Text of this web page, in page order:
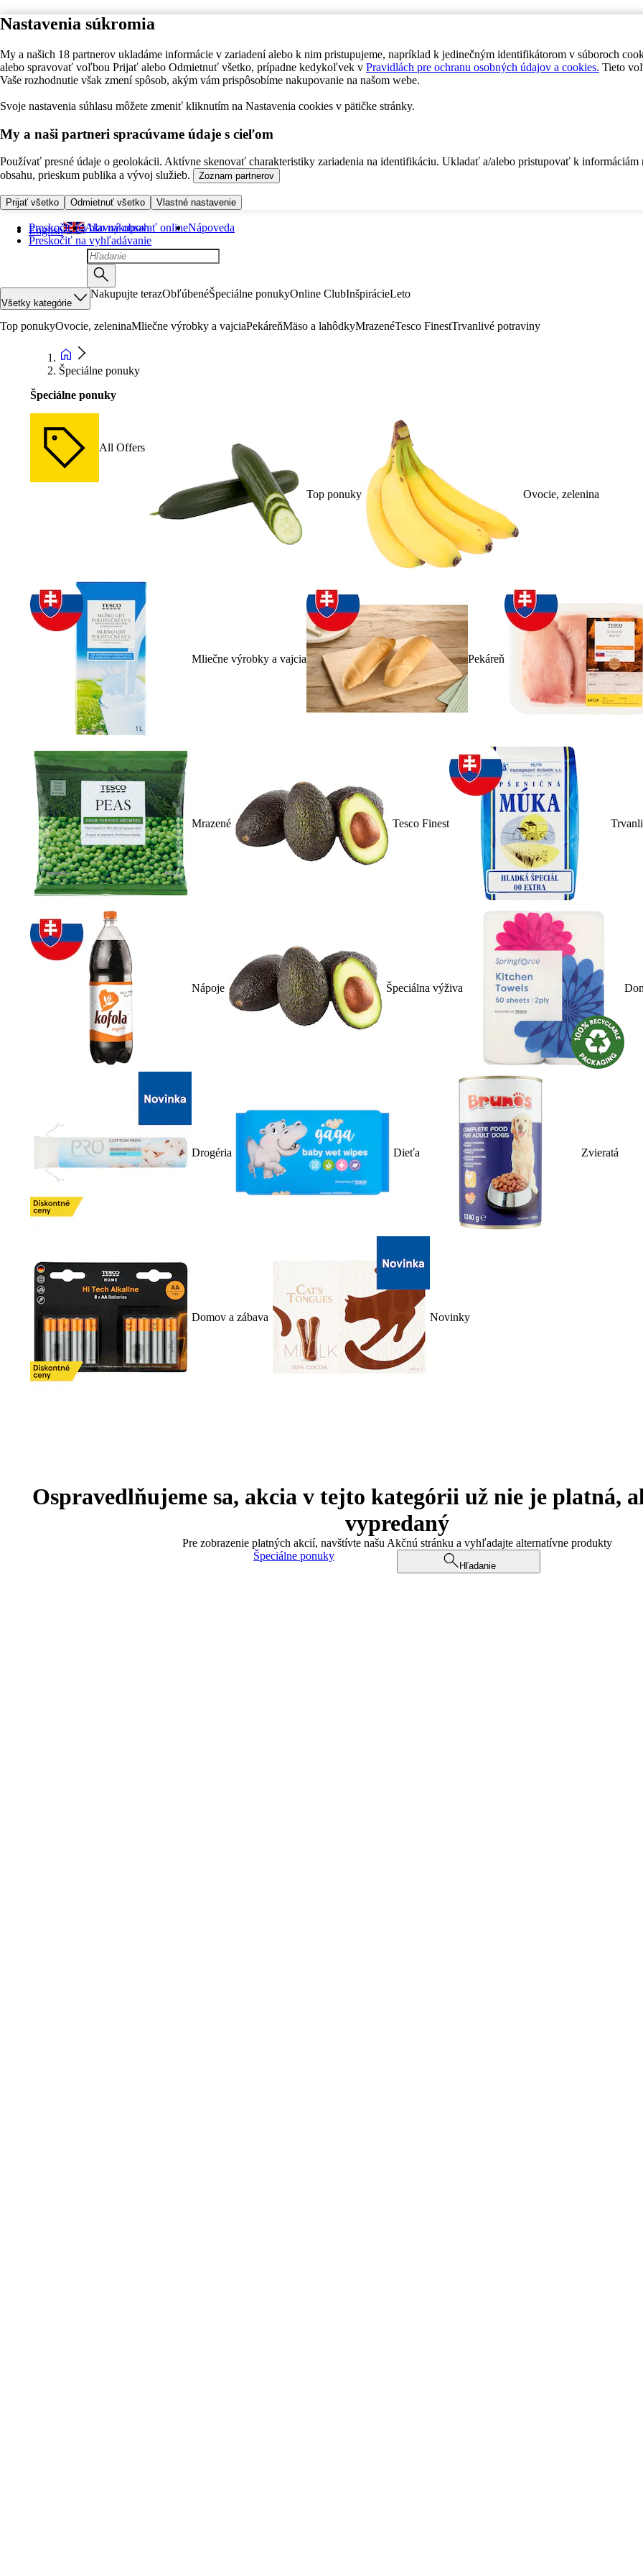
Nastavenia súkromia
My a našich 18 partnerov ukladáme informácie v zariadení alebo k nim pristupujeme, napríklad k jedinečným identifikátorom v súboroch
alebo spravovať voľbou Prijať alebo Odmietnuť všetko, prípadne kedykoľvek v Pravidlách pre ochranu osobných údajov a cookies. Tieto
Vaše rozhodnutie však zmení spôsob, akým vám prispôsobíme nakupovanie na našom webe.
Svoje nastavenia súhlasu môžete zmeniť kliknutím na Nastavenia cookies v pätičke stránky.
My a naši partneri spracúvame údaje s cieľom
Používať presné údaje o geolokácii. Aktívne skenovať charakteristiky zariadenia na identifikáciu. Ukladať a/alebo pristupovať k informáciám
obsahu, prieskum publika a vývoj služieb.
Zoznam partnerov
Prijať všetko Odmietnuť všetko Vlastné nastavenie
Preskočiť na hlavný obsah
Preskočiť na vyhľadávanie
English Ako nakupovať onlineNápoveda
Všetky kategórie
Nakupujte terazObľúbenéŠpeciálne ponukyOnline ClubInšpirácieLeto
Top ponukyOvocie, zeleninaMliečne výrobky a vajciaPekáreňMäso a lahôdkyMrazenéTesco FinestTrvanlivé potraviny
Špeciálne ponuky
Špeciálne ponuky
All Offers
Top ponuky Ovocie, zelenina
Mliečne výrobky a vajcia Pekáreň
Mrazené Tesco Finest
Nápoje Špeciálna výživa
Drogéria Dieťa Zvieratá
Domov a zábava Novinky
Ospravedlňujeme sa, akcia v tejto kategórii už nie je platná,
vypredaný
Pre zobrazenie platných akcií, navštívte našu Akčnú stránku a vyhľadajte alternatívne produkty
Špeciálne ponuky
Hľadanie